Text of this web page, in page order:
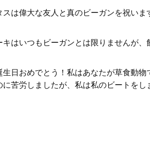
スは偉大な友人と真のビーガンを祝い
キはいつもビーガンとは限りませんが
生日おめでとう！私はあなたが草食動
に苦労しましたが、私は私のビートをし